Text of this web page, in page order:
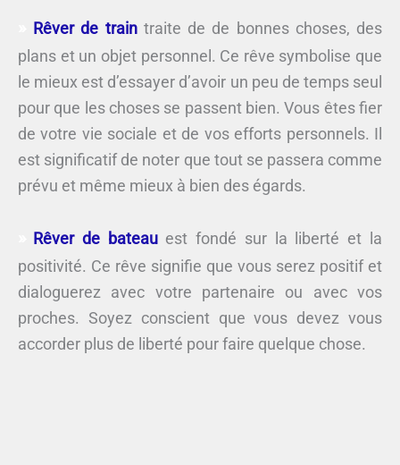
Rêver de traintraite de de bonnes choses, des
plans et un objet personnel. Ce rêve symbolise que
le mieux est d’essayer d’avoir un peu de temps seul
pour que les choses se passent bien. Vous êtes fier
de votre vie sociale et de vos efforts personnels. Il
est significatif de noter que tout se passera comme
prévu et même mieux à bien des égards.
Rêver de bateauest fondé sur la liberté et la
positivité. Ce rêve signifie que vous serez positif et
dialoguerez avec votre partenaire ou avec vos
proches. Soyez conscient que vous devez vous
accorder plus de liberté pour faire quelque chose.